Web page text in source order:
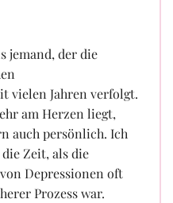
jemand, der die
vielen Jahren verfolgt.
am Herzen liegt,
auch persönlich. Ich
Zeit, als die
Depressionen oft
Prozess war.